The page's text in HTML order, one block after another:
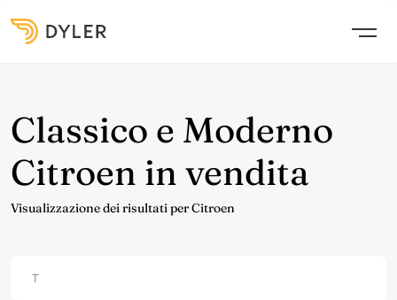
Classico e Moderno
Citroen in vendita
Visualizzazione dei risultati per Citroen